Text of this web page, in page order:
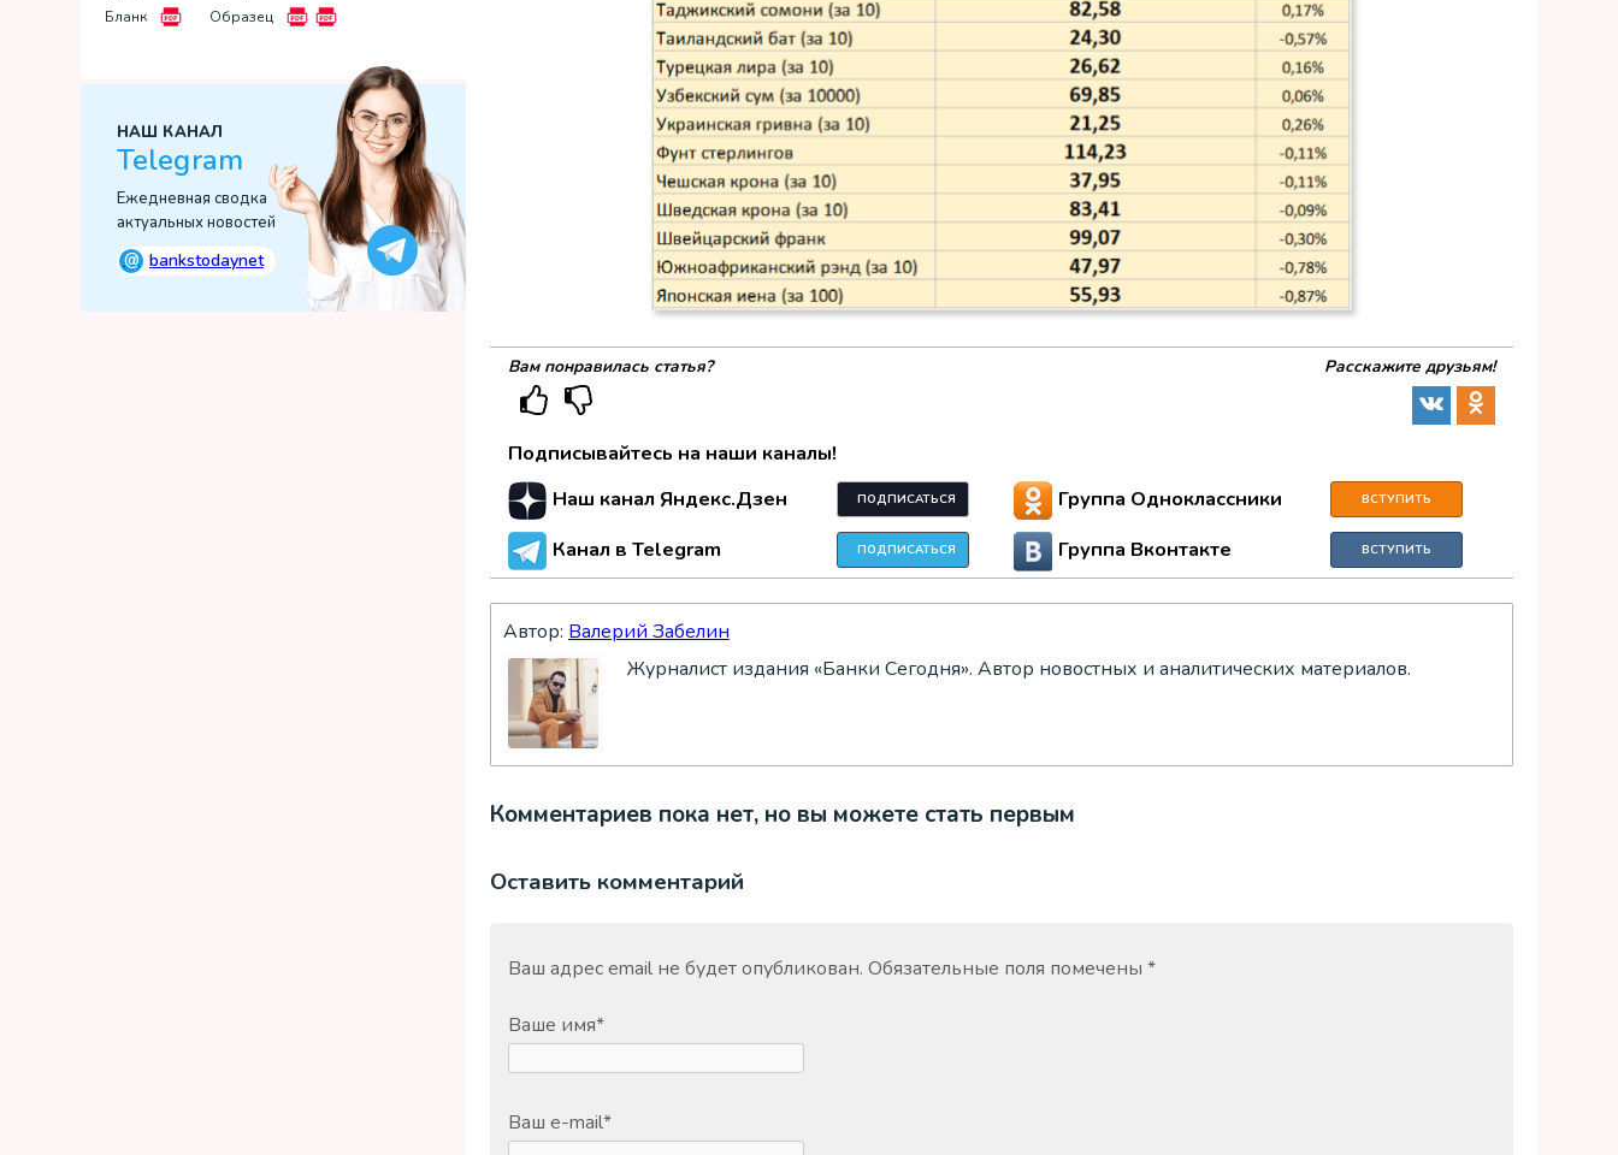
Бланк Образец
НАШ КАНАЛ
Telegram
Ежедневная сводка
актуальных новостей
@ bankstodaynet
Вам понравилась статья? Расскажите друзьям!
Подписывайтесь на наши каналы!
Наш канал Яндекс.Дзен
ПОДПИСАТЬСЯ
Канал в Telegram ПОДПИСАТЬСЯ
Группа Одноклассники ВСТУПИТЬ
Группа Вконтакте ВСТУПИТЬ
Автор: Валерий Забелин
Журналист издания «Банки Сегодня». Автор новостных и аналитических материалов.
Комментариев пока нет, но вы можете стать первым
Оставить комментарий
Ваш адрес email не будет опубликован. Обязательные поля помечены *
Ваше имя*
Ваш e-mail*